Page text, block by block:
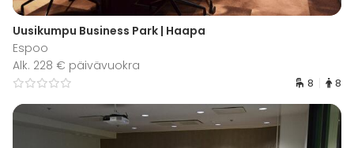
Uusikumpu Business Park | Haapa
Espoo
Alk. 228 € päivävuokra
8 8